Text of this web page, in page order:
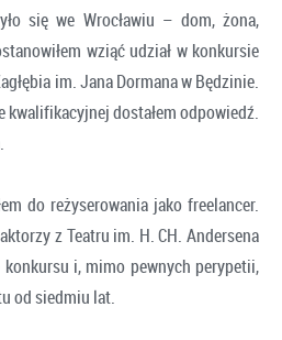
się we Wrocławiu – dom, żona,
wziąć udział w konkursie
im. Jana Dormana w Będzinie.
kwalifikacyjnej dostałem odpowiedź.
do reżyserowania jako freelancer.
z Teatru im. H. CH. Andersena
konkursu i, mimo pewnych perypetii,
od siedmiu lat.